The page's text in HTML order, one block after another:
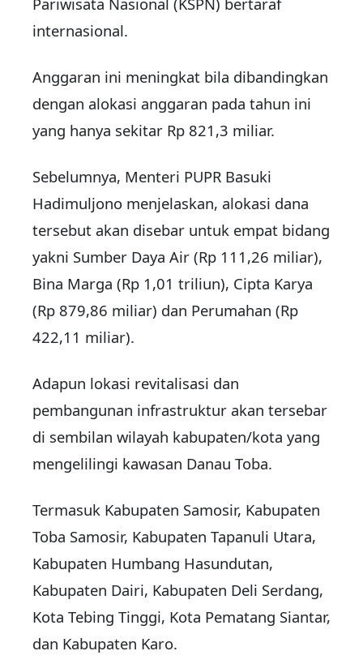
internasional.
Anggaran ini meningkat bila dibandingkan
dengan alokasi anggaran pada tahun ini
yang hanya sekitar Rp 821,3 miliar.
Sebelumnya, Menteri PUPR Basuki
Hadimuljono menjelaskan, alokasi dana
tersebut akan disebar untuk empat bidang
yakni Sumber Daya Air (Rp 111,26 miliar),
Bina Marga (Rp 1,01 triliun), Cipta Karya
(Rp 879,86 miliar) dan Perumahan (Rp
422,11 miliar).
Adapun lokasi revitalisasi dan
pembangunan infrastruktur akan tersebar
di sembilan wilayah kabupaten/kota yang
mengelilingi kawasan Danau Toba.
Termasuk Kabupaten Samosir, Kabupaten
Toba Samosir, Kabupaten Tapanuli Utara,
Kabupaten Humbang Hasundutan,
Kabupaten Dairi, Kabupaten Deli Serdang,
Kota Tebing Tinggi, Kota Pematang Siantar,
dan Kabupaten Karo.